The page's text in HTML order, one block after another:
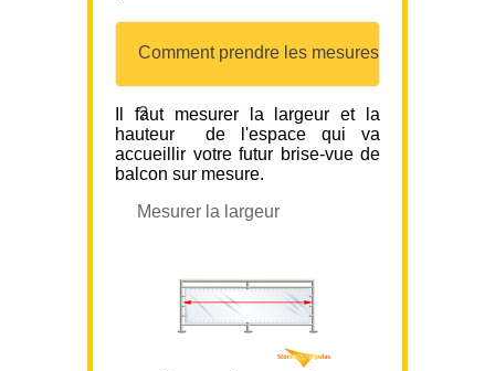
Comment prendre les mesures
?
Il faut mesurer la largeur et la
hauteur de l'espace qui va
accueillir votre futur brise-vue de
balcon sur mesure.
Mesurer la largeur